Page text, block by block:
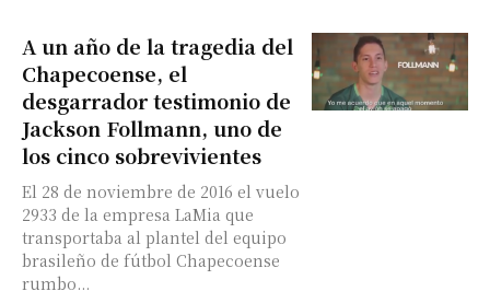
A un año de la tragedia del
Chapecoense, el
desgarrador testimonio de
Jackson Follmann, uno de
los cinco sobrevivientes
El 28 de noviembre de 2016 el vuelo
2933 de la empresa LaMia que
transportaba al plantel del equipo
brasileño de fútbol Chapecoense
rumbo...